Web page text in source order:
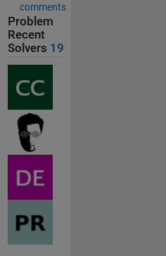
comments
Problem
Recent
Solvers 19